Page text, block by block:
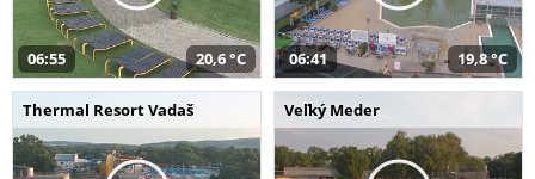
06:55 20,6 °C 06:41 19,8 °C
Thermal Resort Vadaš Veľký Meder